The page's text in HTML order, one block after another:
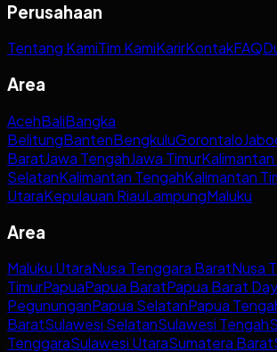
Perusahaan
Tentang KamiTim KamiKarirKontakFAQ
Area
AcehBaliBangka
BelitungBantenBengkuluGorontalo
BaratJawa TengahJawa Timur
SelatanKalimantan TengahKalimantan
UtaraKepulauan RiauLampungMaluku
Area
Maluku UtaraNusa Tenggara BaratNusa
TimurPapuaPapua BaratPapua Barat
PegununganPapua SelatanPapua
BaratSulawesi SelatanSulawesi Tengah
TenggaraSulawesi UtaraSumatera Barat